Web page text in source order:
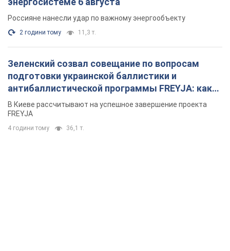
Россияне нанесли удар по важному энергообъекту
2 години тому 11,3 т.
Зеленский созвал совещание по вопросам
подготовки украинской баллистики и
антибаллистической программы FREYJA: какие
решения готовятся
В Киеве рассчитывают на успешное завершение проекта
FREYJA
4 години тому 36,1 т.